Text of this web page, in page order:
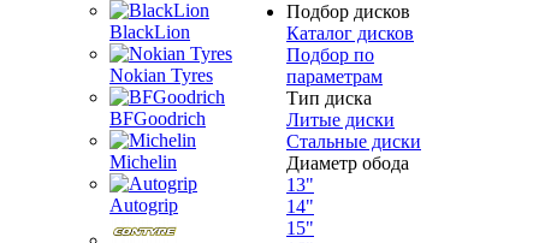
BlackLion
Nokian Tyres
BFGoodrich
Michelin
Autogrip
Подбор дисков
Каталог дисков
Подбор по
параметрам
Тип диска
Литые диски
Стальные диски
Диаметр обода
13"
14"
15"